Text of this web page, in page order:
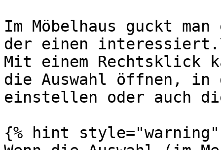
Im Möbelhaus guckt
der einen
Mit einem Rechtsklick
die Auswahl öffnen, in
einstellen oder auch
{% hint style="warning"